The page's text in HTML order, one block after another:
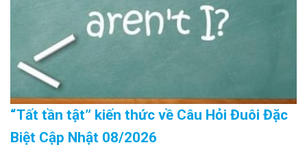
“Tất tần tật” kiến thức về Câu Hỏi Đuôi Đặc
Biệt Cập Nhật 08/2026